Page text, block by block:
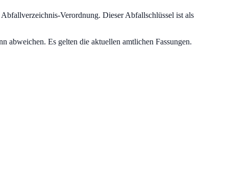
Verordnung. Dieser Abfallschlüssel ist als
Es gelten die aktuellen amtlichen Fassungen.